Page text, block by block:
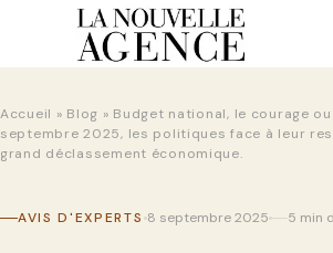
content
Accueil » Blog » Budget national, le courage
septembre 2025, les politiques face à leur
grand déclassement économique.
AVIS D'EXPERTS 8 septembre 2025 5 min